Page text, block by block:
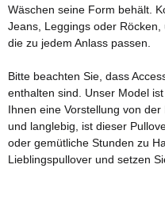
Wäschen seine Form behält.
Jeans, Leggings oder Röcken,
die zu jedem Anlass passen.
Bitte beachten Sie, dass
enthalten sind. Unser Model
Ihnen eine Vorstellung von
und langlebig, ist dieser
oder gemütliche Stunden zu
Lieblingspullover und setzen